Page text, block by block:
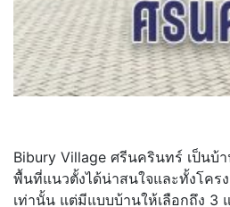
Bibury Village ศรีนครินทร์ เป็นบ้
พื้นที่แนวตั้งได้น่าสนใจและทั้งโครง
เท่านั้น แต่มีแบบบ้านให้เลือกถึง 3